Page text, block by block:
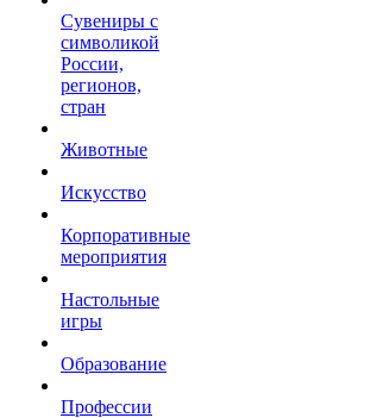
Сувениры с
символикой
России,
регионов,
стран
Животные
Искусство
Корпоративные
мероприятия
Настольные
игры
Образование
Профессии